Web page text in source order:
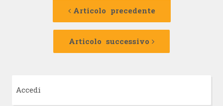
Articolo precedente
Articolo successivo
Articolo
Accedi